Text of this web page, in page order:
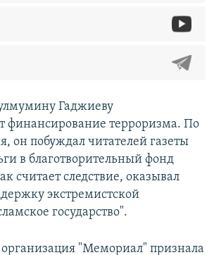
Гаджиеву
терроризма. По
он побуждал читателей газеты
в благотворительный фонд
считает следствие, оказывал
экстремистской
государство".
"Мемориал" признала